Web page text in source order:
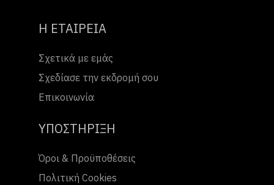
Η ΕΤΑΙΡΕΙΑ
Σχετικά με εμάς
Σχεδίασε την εκδρομή σου
Επικοινωνία
ΥΠΟΣΤΗΡΙΞΗ
Όροι & Προϋποθέσεις
Πολιτική Cookies